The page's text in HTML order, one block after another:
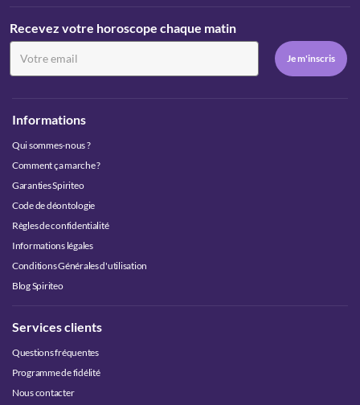
Recevez votre horoscope chaque matin
Informations
Qui sommes-nous ?
Comment ça marche ?
Garanties Spiriteo
Code de déontologie
Règles de confidentialité
Informations légales
Conditions Générales d'utilisation
Blog Spiriteo
Services clients
Questions fréquentes
Programme de fidélité
Nous contacter